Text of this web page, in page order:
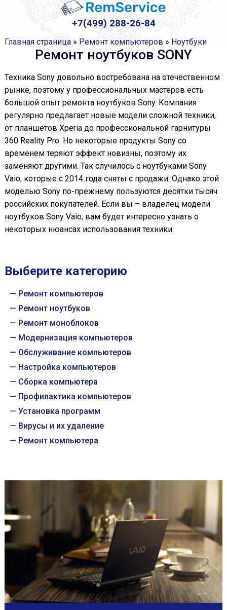
+7(499) 288-26-84
Выберите категорию
Ремонт компьютеров
Ремонт ноутбуков
Ремонт моноблоков
Модернизация компьютеров
Обслуживание компьютеров
Настройка компьютеров
Сборка компьютера
Профилактика компьютеров
Установка программ
Вирусы и их удаление
Ремонт компьютера
Главная страница» Ремонт компьютеров »Ноутбуки
Ремонт ноутбуков SONY
Техника Sony довольно востребована на отечественном
рынке, поэтому у профессиональных мастеров есть
большой опыт ремонта ноутбуков Sony. Компания
регулярно предлагает новые модели сложной техники,
от планшетов Xperia до профессиональной гарнитуры
360 Reality Pro. Но некоторые продукты Sony со
временем теряют эффект новизны, поэтому их
заменяют другими. Так случилось с ноутбуками Sony
Vaio, которые с 2014 года сняты с продажи. Однако этой
моделью Sony по-прежнему пользуются десятки тысяч
российских покупателей. Если вы – владелец модели
ноутбуков Sony Vaio, вам будет интересно узнать о
некоторых нюансах использования техники.